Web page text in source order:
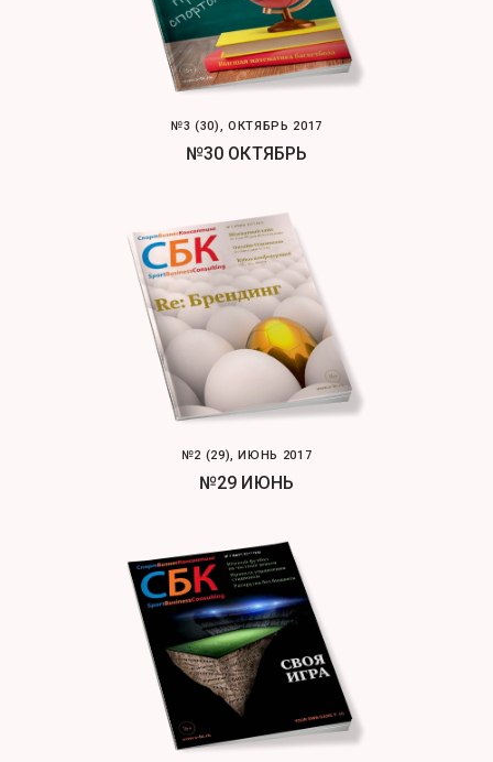
№3 (30), ОКТЯБРЬ 2017
№30 ОКТЯБРЬ
№2 (29), ИЮНЬ 2017
№29 ИЮНЬ